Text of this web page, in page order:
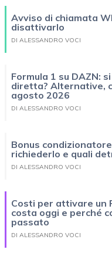
Avviso di chiamata
disattivarlo
DI ALESSANDRO VOCI
Formula 1 su DAZN:
diretta? Alternative,
agosto 2026
DI ALESSANDRO VOCI
Bonus
richiederlo e quali
DI ALESSANDRO VOCI
Costi per attivare un
costa oggi e perché
passato
DI ALESSANDRO VOCI